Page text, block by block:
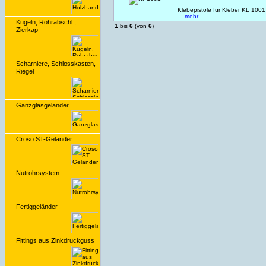
Kugeln, Rohrabschl.,
Zierkap
Scharniere, Schlosskasten,
Riegel
Ganzglasgeländer
Croso ST-Geländer
Nutrohrsystem
Fertiggeländer
Fittings aus Zinkdruckguss
Klebepistole für Kleber KL
... mehr
1 bis 6 (von 6)